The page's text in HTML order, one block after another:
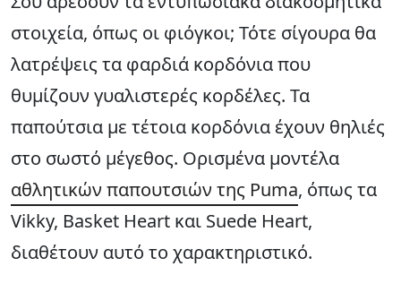
στοιχεία, όπως οι φιόγκοι; Τότε σίγουρα θα
λατρέψεις τα φαρδιά κορδόνια που
θυμίζουν γυαλιστερές κορδέλες. Τα
παπούτσια με τέτοια κορδόνια έχουν θηλιές
στο σωστό μέγεθος. Ορισμένα μοντέλα
αθλητικών παπουτσιών της Puma, όπως τα
Vikky, Basket Heart και Suede Heart,
διαθέτουν αυτό το χαρακτηριστικό.